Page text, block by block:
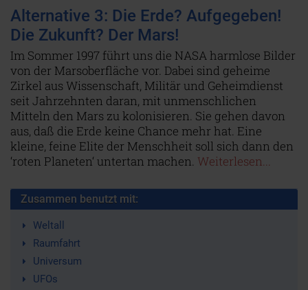
Alternative 3: Die Erde? Aufgegeben!
Die Zukunft? Der Mars!
Im Sommer 1997 führt uns die NASA harmlose Bilder
von der Marsoberfläche vor. Dabei sind geheime
Zirkel aus Wissenschaft, Militär und Geheimdienst
seit Jahrzehnten daran, mit unmenschlichen
Mitteln den Mars zu kolonisieren. Sie gehen davon
aus, daß die Erde keine Chance mehr hat. Eine
kleine, feine Elite der Menschheit soll sich dann den
‘roten Planeten‘ untertan machen. Weiterlesen...
Zusammen benutzt mit:
Weltall
Raumfahrt
Universum
UFOs